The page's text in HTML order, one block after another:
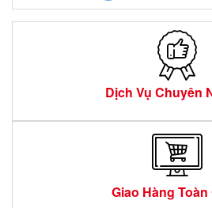
Dịch Vụ Chuyên
Giao Hàng Toàn